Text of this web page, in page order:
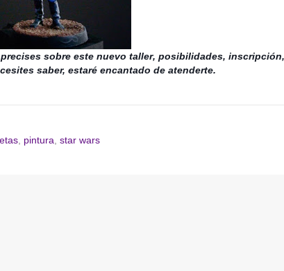
sobre este nuevotaller, posibilidades,
saber, estaré encantado de atenderte.
pintura star wars